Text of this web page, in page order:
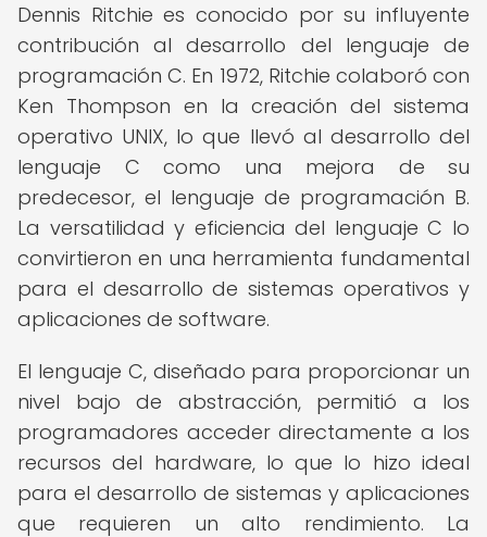
Dennis Ritchie es conocido por su influyente
contribución al desarrollo del lenguaje de
programación C. En 1972, Ritchie colaboró con
Ken Thompson en la creación del sistema
operativo UNIX, lo que llevó al desarrollo del
lenguaje C como una mejora de su
predecesor, el lenguaje de programación B.
La versatilidad y eficiencia del lenguaje C lo
convirtieron en una herramienta fundamental
para el desarrollo de sistemas operativos y
aplicaciones de software.
El lenguaje C, diseñado para proporcionar un
nivel bajo de abstracción, permitió a los
programadores acceder directamente a los
recursos del hardware, lo que lo hizo ideal
para el desarrollo de sistemas y aplicaciones
que requieren un alto rendimiento. La